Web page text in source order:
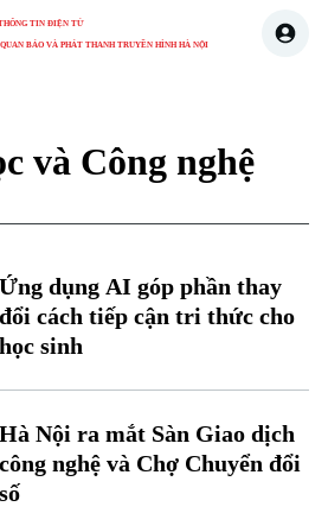
TIN ĐIỆN TỬ
BÁO VÀ PHÁT THANH TRUYỀN HÌNH HÀ NỘI
và Công nghệ
Ứng dụng AI góp phần thay
đổi cách tiếp cận tri thức cho
học sinh
Hà Nội ra mắt Sàn Giao dịch
công nghệ và Chợ Chuyển đổi
số